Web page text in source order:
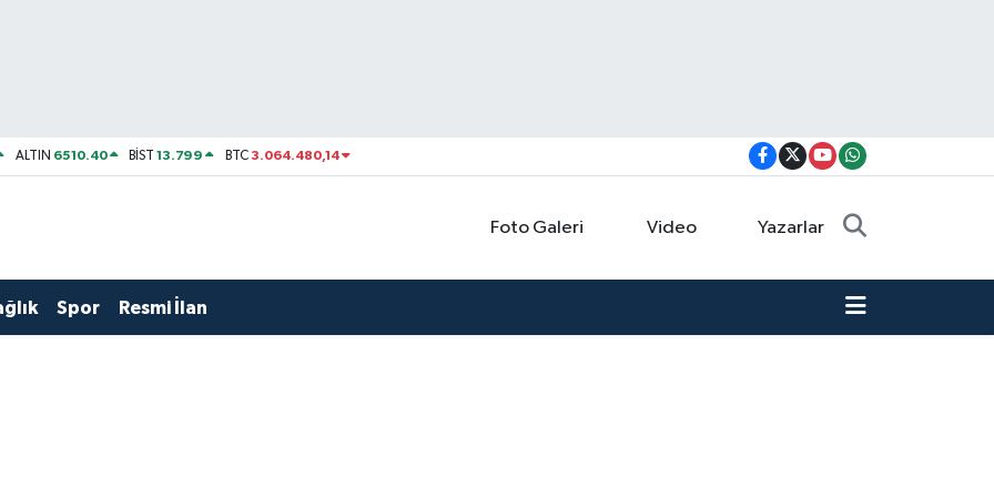
ALTIN 6510.40 BİST13.799 BTC3.064.480,14
Foto Galeri Video Yazarlar
Spor Resmi İlan